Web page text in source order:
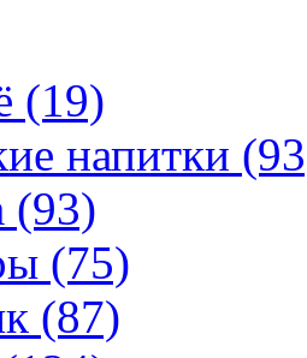
(19)
напитки
(93)
(75)
(87)